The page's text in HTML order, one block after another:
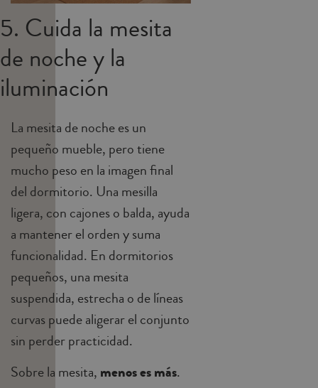
5. Cuida la mesita
de noche y la
iluminación
La mesita de noche es un
pequeño mueble, pero tiene
mucho peso en la imagen final
del dormitorio. Una mesilla
ligera, con cajones o balda, ayuda
a mantener el orden y suma
funcionalidad. En dormitorios
pequeños, una mesita
suspendida, estrecha o de líneas
curvas puede aligerar el conjunto
sin perder practicidad.
Sobre la mesita, menos es más.